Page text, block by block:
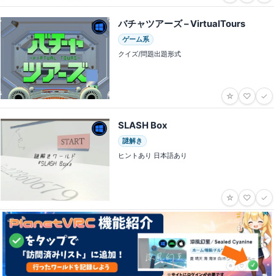
バチャツアーズ – VirtualTours
ゲーム系
クイズ/問題出題形式
☆ ♡ ✓
SLASH Box
謎解き
ヒントあり 日本語あり
☆ ♡ ✓